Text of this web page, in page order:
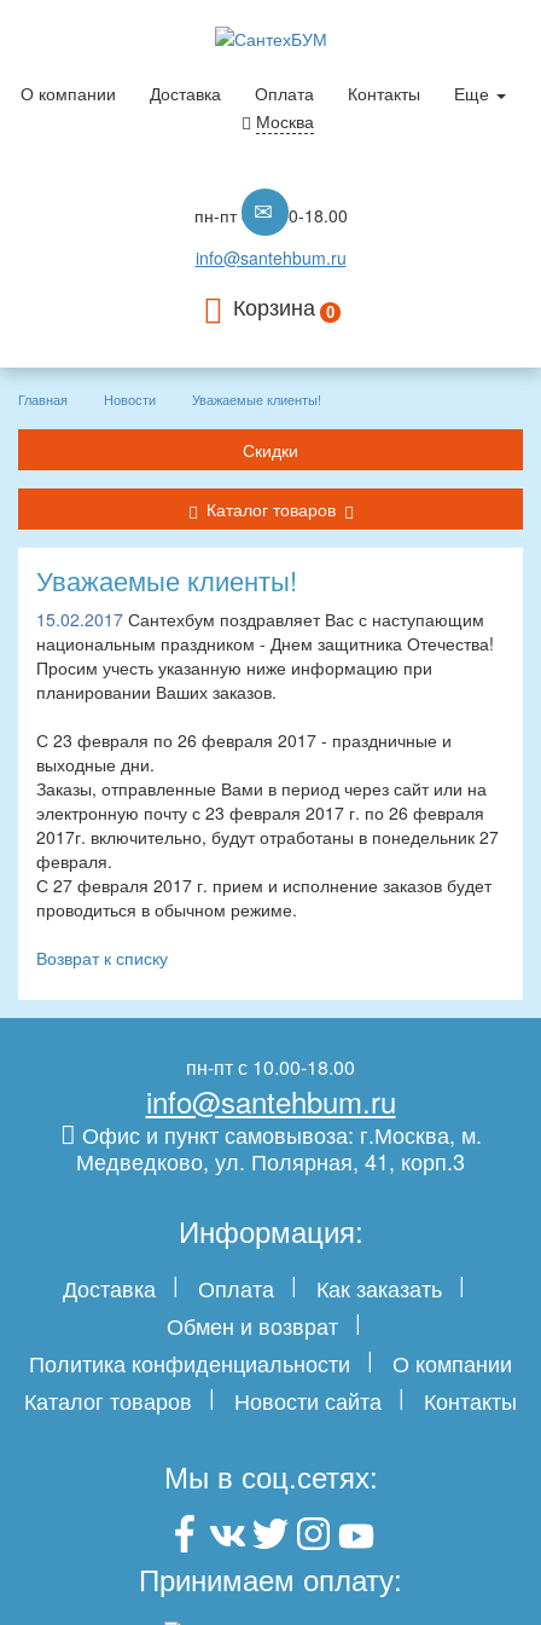
О компании Доставка Оплата Контакты
Еще
Москва
пн-пт с 10.00-18.00
info@santehbum.ru
Корзина 0
Главная Новости Уважаемые клиенты!
Скидки
Каталог товаров
Уважаемые клиенты!
15.02.2017 Сантехбум поздравляет Вас с наступающим
национальным праздником - Днем защитника Отечества!
Просим учесть указанную ниже информацию при
планировании Ваших заказов.
С 23 февраля по 26 февраля 2017 - праздничные и
выходные дни.
Заказы, отправленные Вами в период через сайт или на
электронную почту с 23 февраля 2017 г. по 26 февраля
2017г. включительно, будут отработаны в понедельник 27
февраля.
С 27 февраля 2017 г. прием и исполнение заказов будет
проводиться в обычном режиме.
Возврат к списку
пн-пт с 10.00-18.00
info@santehbum.ru
Офис и пункт самовывоза: г.Москва, м.
Медведково, ул. Полярная, 41, корп.3
Информация:
Доставка Оплата
Как заказать
Обмен и возврат
Политика конфиденциальности
О компании
Каталог товаров
Новости сайта Контакты
Мы в соц.сетях:
Принимаем оплату: